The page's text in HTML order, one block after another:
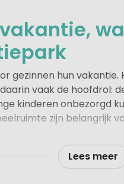
gezinnen hun
vaak de hoofdrol:
kinderen onbezorgd
zijn belangrijk
(en hun ouders)
snel vriendjes,
bieden vaak
Lees meer